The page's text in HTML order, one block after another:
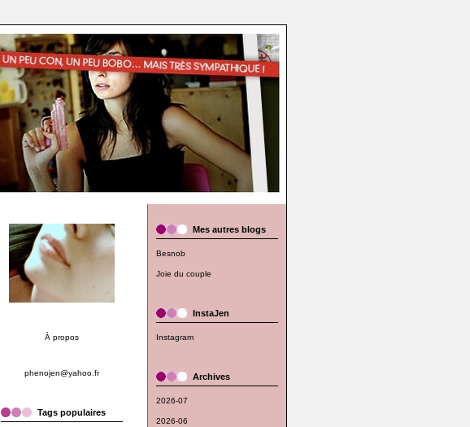
À propos
phenojen@yahoo.fr
Tags populaires
Mes autres blogs
Besnob
Joie du couple
InstaJen
Instagram
Archives
2026-07
2026-06